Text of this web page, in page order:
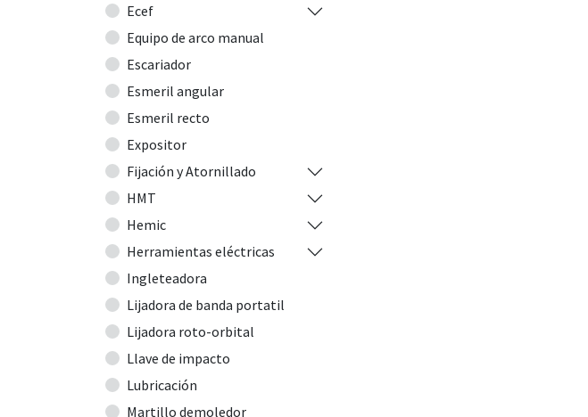
Ecef
Equipo de arco manual
Escariador
Esmeril angular
Esmeril recto
Expositor
Fijación y Atornillado
HMT
Hemic
Herramientas eléctricas
Ingleteadora
Lijadora de banda portatil
Lijadora roto-orbital
Llave de impacto
Lubricación
Martillo demoledor